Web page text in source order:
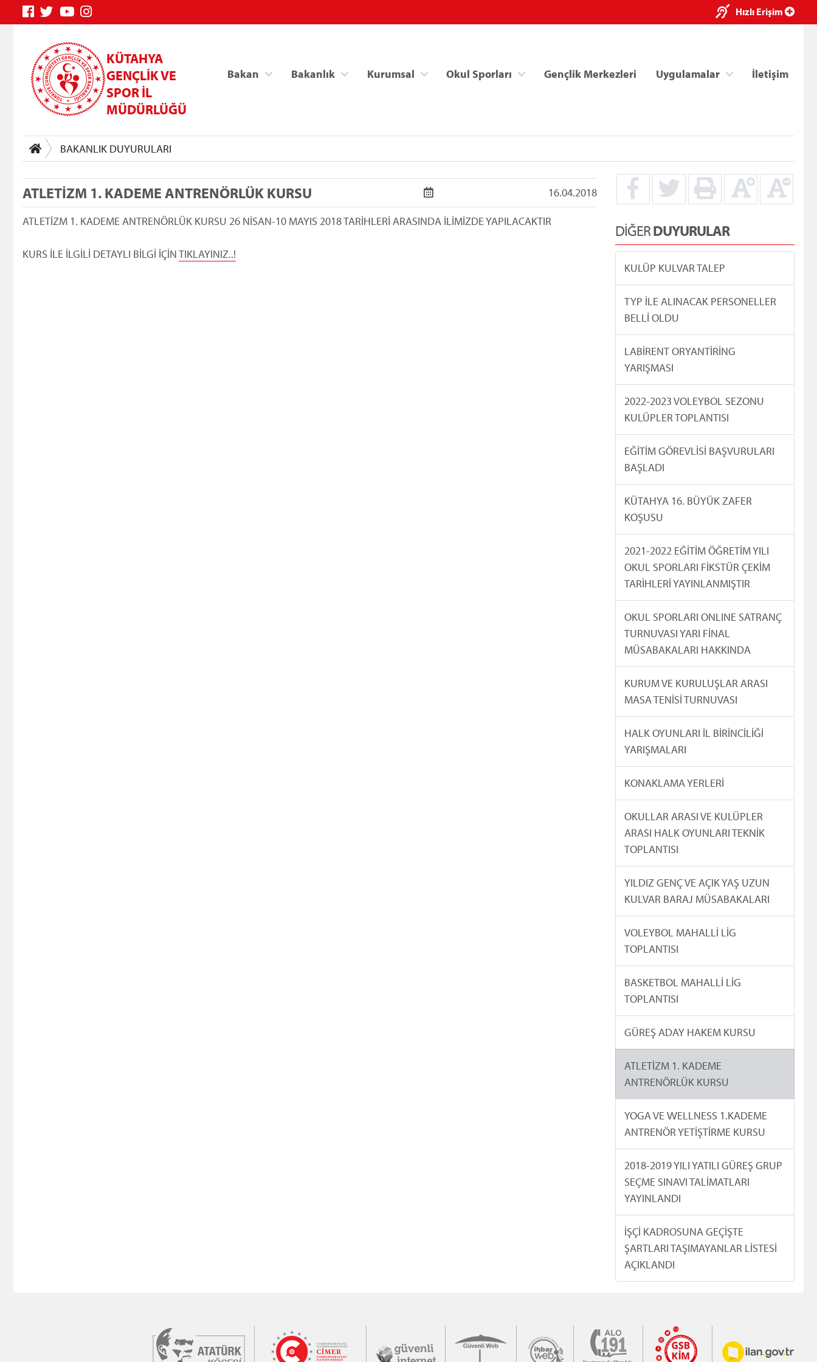
Hızlı Erişim
KÜTAHYA
GENÇLİK VE
SPOR İL
MÜDÜRLÜĞÜ
Bakan Bakanlık Kurumsal Okul Sporları Gençlik Merkezleri Uygulamalar İletişim
BAKANLIK DUYURULARI
ATLETİZM 1. KADEME ANTRENÖRLÜK KURSU 16.04.2018
ATLETİZM 1. KADEME ANTRENÖRLÜK KURSU 26 NİSAN-10 MAYIS 2018 TARİHLERİ ARASINDA İLİMİZDE YAPILACAKTIR
KURS İLE İLGİLİ DETAYLI BİLGİ İÇİNTIKLAYINIZ..!
DİĞERDUYURULAR
KULÜP KULVAR TALEP
TYP İLE ALINACAK PERSONELLER
BELLİ OLDU
LABİRENT ORYANTİRİNG
YARIŞMASI
2022-2023 VOLEYBOL SEZONU
KULÜPLER TOPLANTISI
EĞİTİM GÖREVLİSİ BAŞVURULARI
BAŞLADI
KÜTAHYA 16. BÜYÜK ZAFER
KOŞUSU
2021-2022 EĞİTİM ÖĞRETİM YILI
OKUL SPORLARI FİKSTÜR ÇEKİM
TARİHLERİ YAYINLANMIŞTIR
OKUL SPORLARI ONLINE SATRANÇ
TURNUVASI YARI FİNAL
MÜSABAKALARI HAKKINDA
KURUM VE KURULUŞLAR ARASI
MASA TENİSİ TURNUVASI
HALK OYUNLARI İL BİRİNCİLİĞİ
YARIŞMALARI
KONAKLAMA YERLERİ
OKULLAR ARASI VE KULÜPLER
ARASI HALK OYUNLARI TEKNİK
TOPLANTISI
YILDIZ GENÇ VE AÇIK YAŞ UZUN
KULVAR BARAJ MÜSABAKALARI
VOLEYBOL MAHALLİ LİG
TOPLANTISI
BASKETBOL MAHALLİ LİG
TOPLANTISI
GÜREŞ ADAY HAKEM KURSU
ATLETİZM 1. KADEME
ANTRENÖRLÜK KURSU
YOGA VE WELLNESS 1.KADEME
ANTRENÖR YETİŞTİRME KURSU
2018-2019 YILI YATILI GÜREŞ GRUP
SEÇME SINAVI TALİMATLARI
YAYINLANDI
İŞÇİ KADROSUNA GEÇİŞTE
ŞARTLARI TAŞIMAYANLAR LİSTESİ
AÇIKLANDI
×
Genç Bilgi Sistemi Spor Bilgi Sistemi Kredi/Yurt İşlemleri